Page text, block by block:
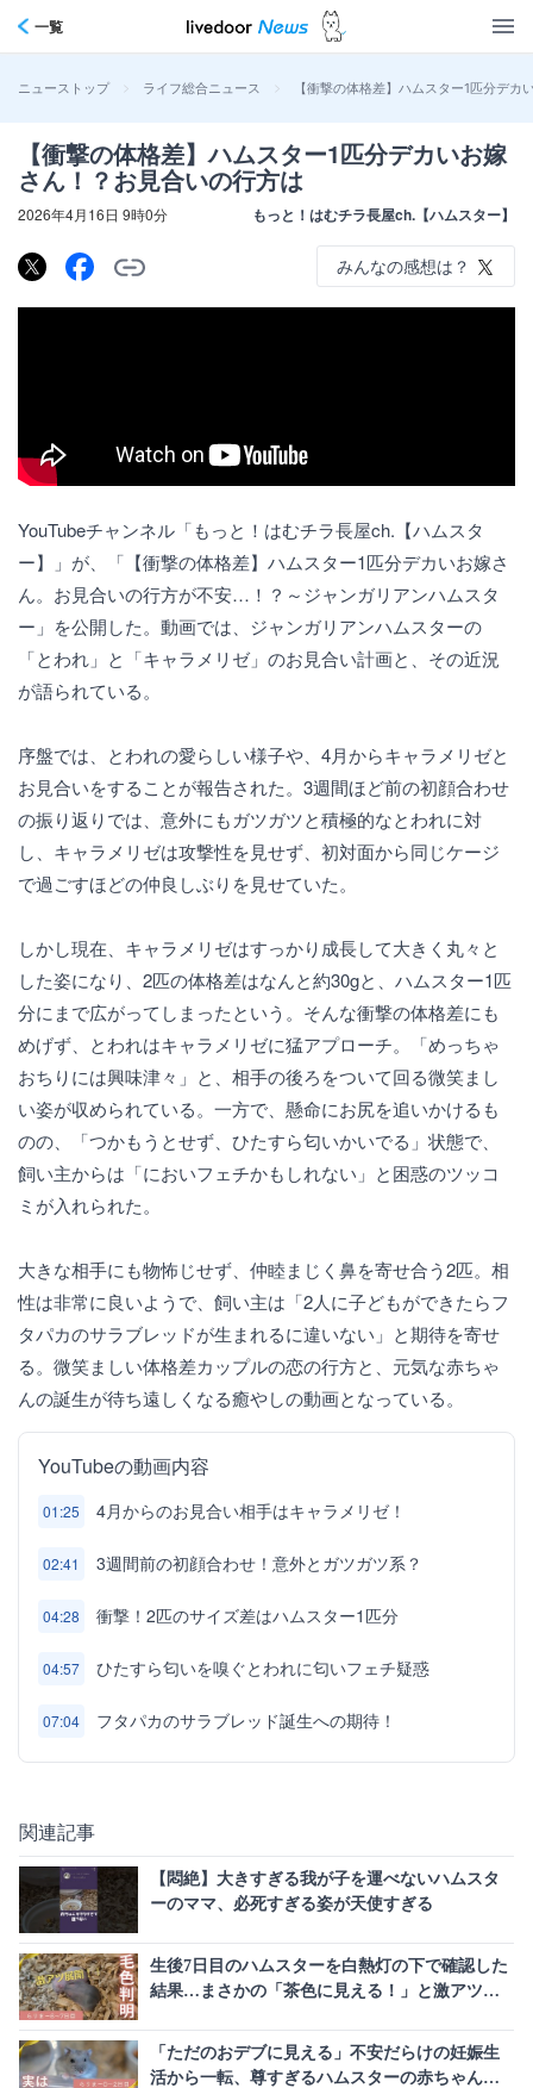
一覧
ニューストップ > ライフ総合ニュース > 【衝撃の体格差】ハムスター1匹分デ
【衝撃の体格差】ハムスター1匹分デカいお嫁
さん！？お見合いの行方は
2026年4月16日 9時0分 もっと！はむチラ長屋ch.【ハムスター】
みんなの感想は？
YouTubeチャンネル「もっと！はむチラ長屋ch.【ハムスタ
ー】」が、「【衝撃の体格差】ハムスター1匹分デカいお嫁さ
ん。お見合いの行方が不安…！？～ジャンガリアンハムスタ
ー」を公開した。動画では、ジャンガリアンハムスターの
「とわれ」と「キャラメリゼ」のお見合い計画と、その近況
が語られている。
序盤では、とわれの愛らしい様子や、4月からキャラメリゼと
お見合いをすることが報告された。3週間ほど前の初顔合わせ
の振り返りでは、意外にもガツガツと積極的なとわれに対
し、キャラメリゼは攻撃性を見せず、初対面から同じケージ
で過ごすほどの仲良しぶりを見せていた。
しかし現在、キャラメリゼはすっかり成長して大きく丸々と
した姿になり、2匹の体格差はなんと約30gと、ハムスター1匹
分にまで広がってしまったという。そんな衝撃の体格差にも
めげず、とわれはキャラメリゼに猛アプローチ。「めっちゃ
おちりには興味津々」と、相手の後ろをついて回る微笑まし
い姿が収められている。一方で、懸命にお尻を追いかけるも
のの、「つかもうとせず、ひたすら匂いかいでる」状態で、
飼い主からは「においフェチかもしれない」と困惑のツッコ
ミが入れられた。
大きな相手にも物怖じせず、仲睦まじく鼻を寄せ合う2匹。相
性は非常に良いようで、飼い主は「2人に子どもができたらフ
タパカのサラブレッドが生まれるに違いない」と期待を寄せ
る。微笑ましい体格差カップルの恋の行方と、元気な赤ちゃ
んの誕生が待ち遠しくなる癒やしの動画となっている。
YouTubeの動画内容
01:25 4月からのお見合い相手はキャラメリゼ！
02:41 3週間前の初顔合わせ！意外とガツガツ系？
04:28 衝撃！2匹のサイズ差はハムスター1匹分
04:57 ひたすら匂いを嗅ぐとわれに匂いフェチ疑惑
07:04 フタパカのサラブレッド誕生への期待！
関連記事
【悶絶】大きすぎる我が子を運べないハムスタ
ーのママ、必死すぎる姿が天使すぎる
生後7日目のハムスターを白熱灯の下で確認した
結果…まさかの「茶色に見える！」と激アツ展
「ただのおデブに見える」不安だらけの妊娠生
活から一転、尊すぎるハムスターの赤ちゃん誕